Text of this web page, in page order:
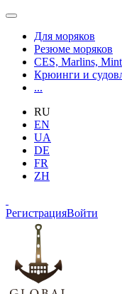
Для моряков
Резюме моряков
CES, Marlins,
Крюинги и
...
RU
EN
UA
DE
FR
ZH
РегистрацияВойти